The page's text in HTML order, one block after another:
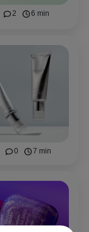
2 6 min
0 7 min